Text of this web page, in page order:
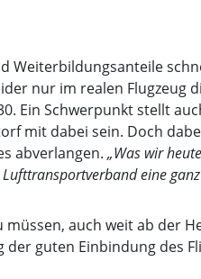
Weiterbildungsanteile
nur im realen Flugzeug
Ein Schwerpunkt stellt
mit dabei sein. Doch
abverlangen. „Was wir
eine ganz
müssen, auch weit ab
der guten Einbindung